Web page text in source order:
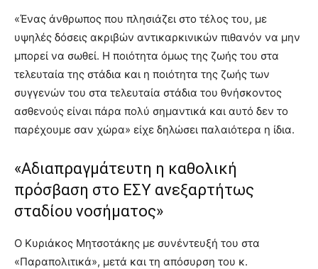
«Ένας άνθρωπος που πλησιάζει στο τέλος του, με
υψηλές δόσεις ακριβών αντικαρκινικών πιθανόν να μην
μπορεί να σωθεί. Η ποιότητα όμως της ζωής του στα
τελευταία της στάδια και η ποιότητα της ζωής των
συγγενών του στα τελευταία στάδια του θνήσκοντος
ασθενούς είναι πάρα πολύ σημαντικά και αυτό δεν το
παρέχουμε σαν χώρα» είχε δηλώσει παλαιότερα η ίδια.
«Αδιαπραγμάτευτη η καθολική
πρόσβαση στο ΕΣΥ ανεξαρτήτως
σταδίου νοσήματος»
Ο Κυριάκος Μητσοτάκης με συνέντευξή του στα
«Παραπολιτικά», μετά και τη απόσυρση του κ.